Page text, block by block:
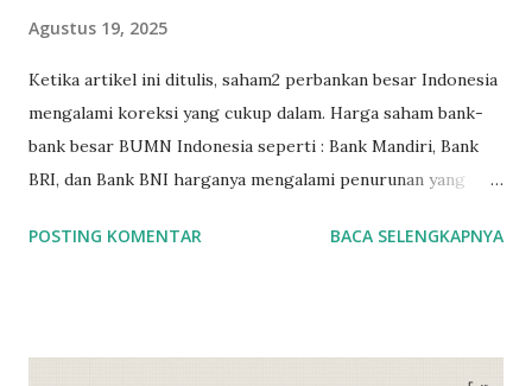
Agustus 19, 2025
Ketika artikel ini ditulis, saham2 perbankan besar Indonesia
mengalami koreksi yang cukup dalam. Harga saham bank-
bank besar BUMN Indonesia seperti : Bank Mandiri, Bank
BRI, dan Bank BNI harganya mengalami penurunan yang
Bank swasta terbesar di Indonesia dari segi kapitalisasi,
POSTING KOMENTAR BACA SELENGKAPNYA